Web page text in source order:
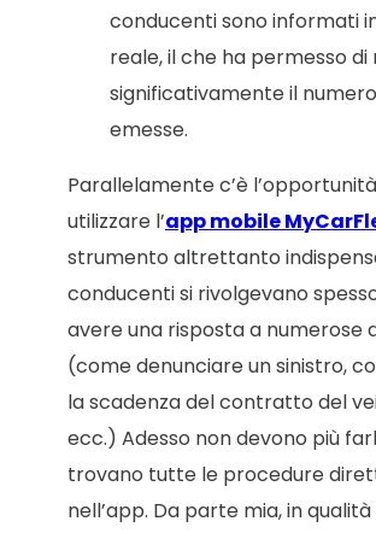
conducenti sono informati
reale, il che ha permesso di
significativamente il
emesse.
Parallelamente c’è
utilizzare l’app mobile
strumento altrettanto
conducenti si rivolgevano
avere una risposta a numerose
(come denunciare un sinistro,
la scadenza del contratto del
ecc.) Adesso non devono più
trovano tutte le procedure
nell’app. Da parte mia, in qualità